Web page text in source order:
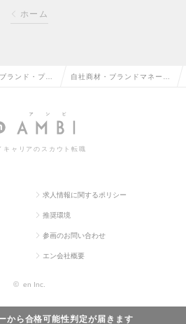
ホーム
から合格可能性判定が届きます
ブランド・プロ
ャーの転職
自社商材・ブランドマネージ
領域）の求人情報
キャリアのスカウト転職
求人情報に関するポリシー
推奨環境
参画のお問い合わせ
エン会社概要
© en Inc.